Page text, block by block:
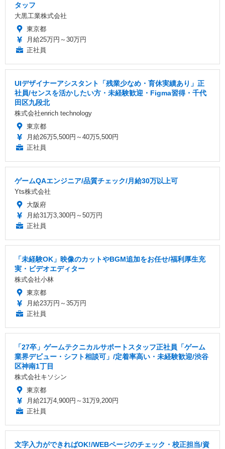
タッフ
大黒工業株式会社
東京都
月給25万円～30万円
正社員
UIデザイナーアシスタント「残業少なめ・育休実績あり」正
社員/センスを活かしたい方・未経験歓迎・Figma習得・千代
田区九段北
株式会社enrich technology
東京都
月給26万5,500円～40万5,500円
正社員
ゲームQAエンジニア/品質チェック/月給30万以上可
Yts株式会社
大阪府
月給31万3,300円～50万円
正社員
「未経験OK」映像のカットやBGM追加をお任せ/福利厚生充
実・ビデオエディター
株式会社小林
東京都
月給23万円～35万円
正社員
「27卒」ゲームテクニカルサポートスタッフ正社員「ゲーム
業界デビュー・シフト相談可」/定着率高い・未経験歓迎/渋谷
区神南1丁目
株式会社キソシン
東京都
月給21万4,900円～31万9,200円
正社員
文字入力ができればOK!/WEBページのチェック・校正担当/資